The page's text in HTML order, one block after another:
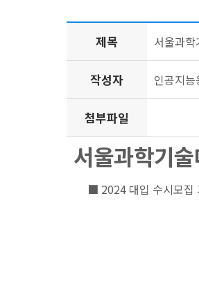
제목 서울과
작성자 인공지
첨부파일
서울과학기
■ 2024 대입 수시모집